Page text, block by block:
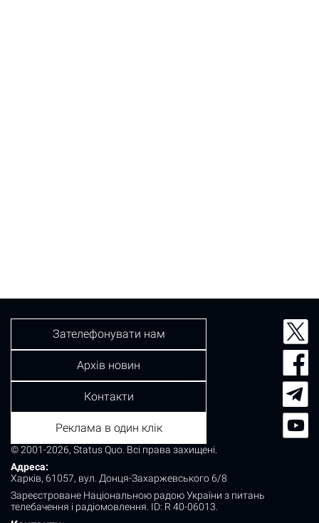
© 2001-2026, Status Quo. Всі права захищені.
Адреса:
Харків, 61057, вул. Донця-Захаржевського 6/8
Зареєстроване Національною радою України з питань
телебачення і радіомовлення. ID: R 40-06013.
Зателефонувати нам
Архів новин
Контакти
Реклама в один клік